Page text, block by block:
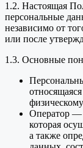
1.2. Настоящая
персональные
независимо от
или после
1.3. Основные
Оператор —
которая
а также